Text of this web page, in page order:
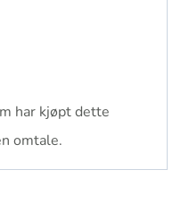
har kjøpt dette
omtale.